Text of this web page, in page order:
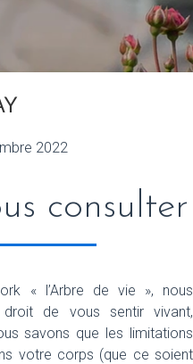
2022
consulter
« l’Arbre de vie », nous
de vous sentir vivant,
savons que les limitations
votre corps (que ce soient